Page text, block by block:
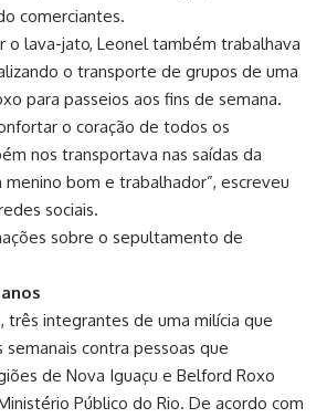
comerciantes.
o lava-jato, Leonel também trabalhava
o transporte de grupos de uma
para passeios aos fins de semana.
o coração de todos os
nos transportava nas saídas da
menino bom e trabalhador”, escreveu
sociais.
sobre o sepultamento de
três integrantes de uma milícia que
contra pessoas que
de Nova Iguaçu e Belford Roxo
Público do Rio. De acordo com